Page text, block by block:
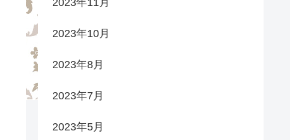
2023年10月
2023年8月
2023年7月
2023年5月